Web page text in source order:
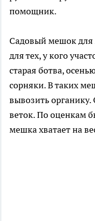
помощник.
Садовый мешок для
для тех, у кого
старая ботва,
сорняки. В таких
вывозить
веток. По оценкам
мешка хватает на